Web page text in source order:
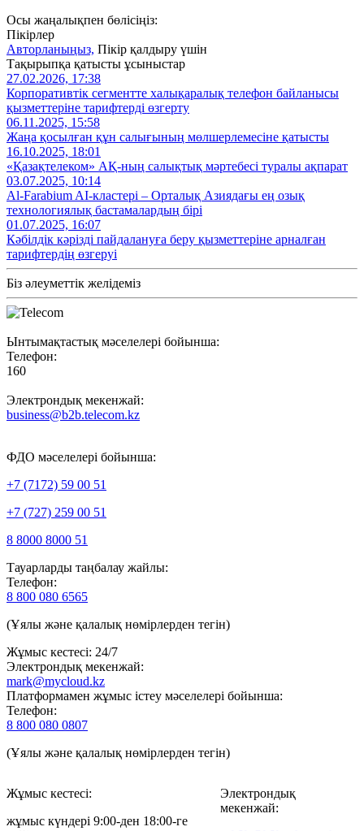
Осы жаңалықпен бөлісіңіз:
Пікірлер
Авторланыңыз, Пікір қалдыру үшін
Тақырыпқа қатысты ұсыныстар
27.02.2026, 17:38
Корпоративтік сегментте халықаралық телефон байланысы
қызметтеріне тарифтерді өзгерту
06.11.2025, 15:58
Жаңа қосылған құн салығының мөлшерлемесіне қатысты
16.10.2025, 18:01
«Қазақтелеком» АҚ-ның салықтық мәртебесі туралы ақпарат
03.07.2025, 10:14
Al‑Farabium AI‑кластері – Орталық Азиядағы ең озық
технологиялық бастамалардың бірі
01.07.2025, 16:07
Кәбілдік кәрізді пайдалануға беру қызметтеріне арналған
тарифтердің өзгеруі
Біз әлеуметтік желідеміз
Ынтымақтастық мәселелері бойынша:
Телефон:
160
Электрондық мекенжай:
business@b2b.telecom.kz
ФДО мәселелері бойынша:
+7 (7172) 59 00 51
+7 (727) 259 00 51
8 8000 8000 51
Тауарларды таңбалау жайлы:
Телефон:
8 800 080 6565
(Ұялы және қалалық нөмірлерден тегін)
Жұмыс кестесі: 24/7
Электрондық мекенжай:
mark@mycloud.kz
Платформамен жұмыс істеу мәселелері бойынша:
Телефон:
8 800 080 0807
(Ұялы және қалалық нөмірлерден тегін)
Жұмыс кестесі:
жұмыс күндері 9:00-ден 18:00-ге
Электрондық
мекенжай: